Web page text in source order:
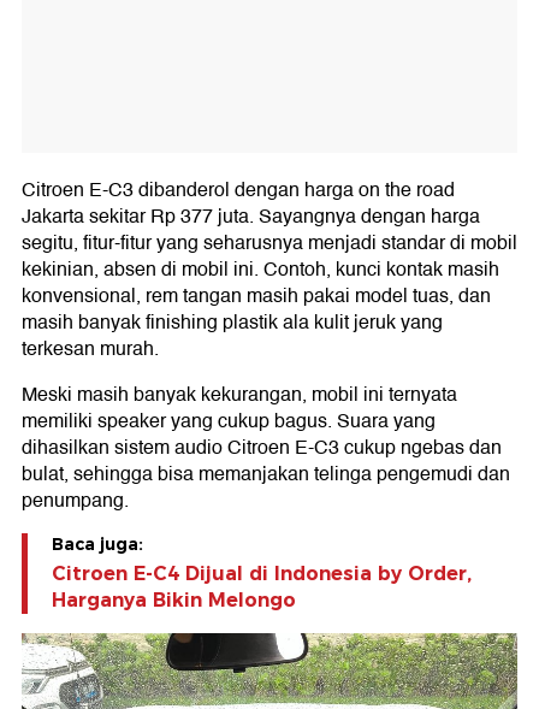
Citroen E-C3 dibanderol dengan harga on the road
Jakarta sekitar Rp 377 juta. Sayangnya dengan harga
segitu, fitur-fitur yang seharusnya menjadi standar di mobil
kekinian, absen di mobil ini. Contoh, kunci kontak masih
konvensional, rem tangan masih pakai model tuas, dan
masih banyak finishing plastik ala kulit jeruk yang
terkesan murah.
Meski masih banyak kekurangan, mobil ini ternyata
memiliki speaker yang cukup bagus. Suara yang
dihasilkan sistem audio Citroen E-C3 cukup ngebas dan
bulat, sehingga bisa memanjakan telinga pengemudi dan
penumpang.
Baca juga:
Citroen E-C4 Dijual di Indonesia by Order,
Harganya Bikin Melongo